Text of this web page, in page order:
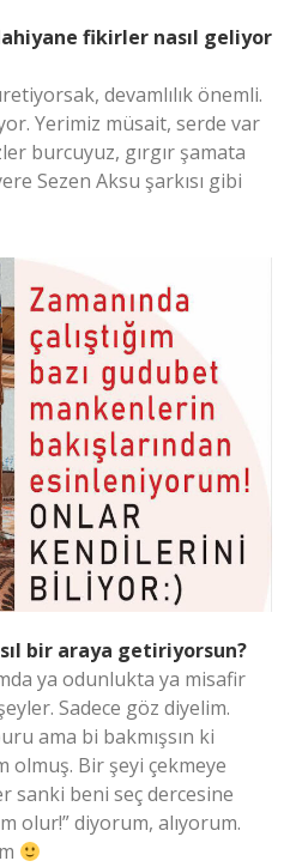
fikirler nasıl geliyor
devamlılık önemli.
Yerimiz müsait, serde var
burcuyuz, gırgır şamata
Sezen Aksu şarkısı gibi
bir araya getiriyorsun?
ya odunlukta ya misafir
Sadece göz diyelim.
ama bi bakmışsın ki
olmuş. Bir şeyi çekmeye
sanki beni seç dercesine
olur!” diyorum, alıyorum.